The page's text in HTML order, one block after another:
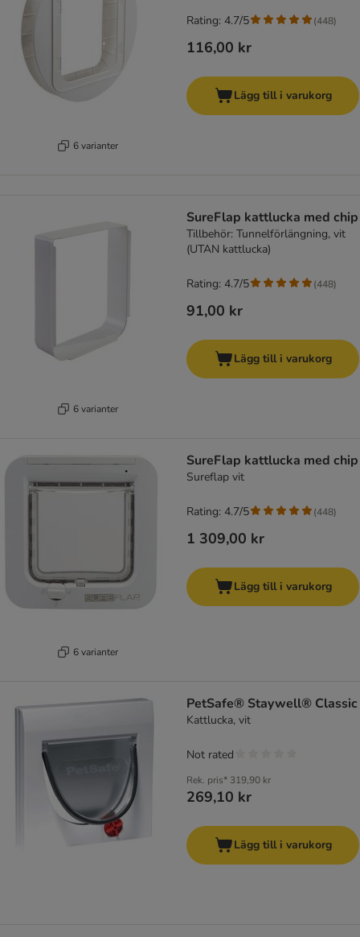
6 varianter
116,00 kr
Rating: 4.7/5 (448)
Lägg till i varukorg
6 varianter
SureFlap kattlucka med chip
Tillbehör: Tunnelförlängning, vit
(UTAN kattlucka)
91,00 kr
Rating: 4.7/5 (448)
Lägg till i varukorg
6 varianter
SureFlap kattlucka med chip
Sureflap vit
1 309,00 kr
Rating: 4.7/5 (448)
Lägg till i varukorg
PetSafe® Staywell® Classic
Kattlucka, vit
Rek. pris* 319,90 kr
269,10 kr
Not rated
Lägg till i varukorg